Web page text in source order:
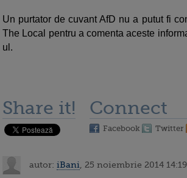
Un purtator de cuvant AfD nu a putut fi
The Local pentru a comenta aceste
ul.
Share it! Connect
Facebook Twitter
autor: iBani , 25 noiembrie 2014 14:19